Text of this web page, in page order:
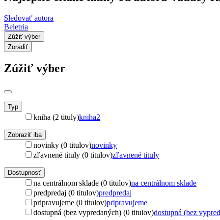
Sledovať autora
Beletria
Zúžiť výber
Zoradiť
Zúžiť výber
Typ
kniha (2 tituly)kniha2
Zobraziť iba
novinky (0 titulov)novinky
zľavnené tituly (0 titulov)zľavnené tituly
Dostupnosť
na centrálnom sklade (0 titulov)na centrálnom sklade
predpredaj (0 titulov)predpredaj
pripravujeme (0 titulov)pripravujeme
dostupná (bez vypredaných) (0 titulov)dostupná (bez